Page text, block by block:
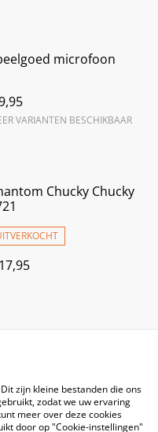
microfoon
VARIANTEN BESCHIKBAAR
Chucky Chucky
zijn kleine bestanden die ons
zodat we uw ervaring
meer over deze cookies
door op "Cookie-instellingen"